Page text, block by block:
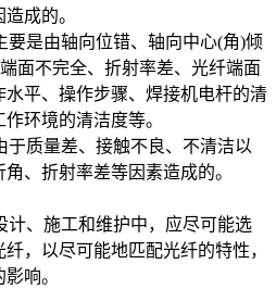
成的。
要是由轴向位错、轴向中心(角)倾
面不完全、折射率差、光纤端面
平、操作步骤、焊接机电杆的清
环境的清洁度等。
于质量差、接触不良、不清洁以
、折射率差等因素造成的。
计、施工和维护中，应尽可能选
，以尽可能地匹配光纤的特性，
响。